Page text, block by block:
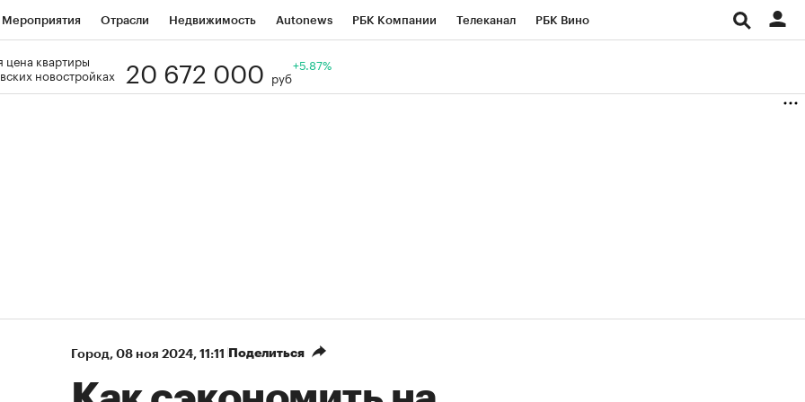
Мероприятия Отрасли Недвижимость Autonews РБК Компании Телеканал РБК Вино
Визионеры
цена квартиры
новостройках
20 672 000 руб
+5.87%
Город⁠, 08 ноя 2024, 11:11 Поделиться